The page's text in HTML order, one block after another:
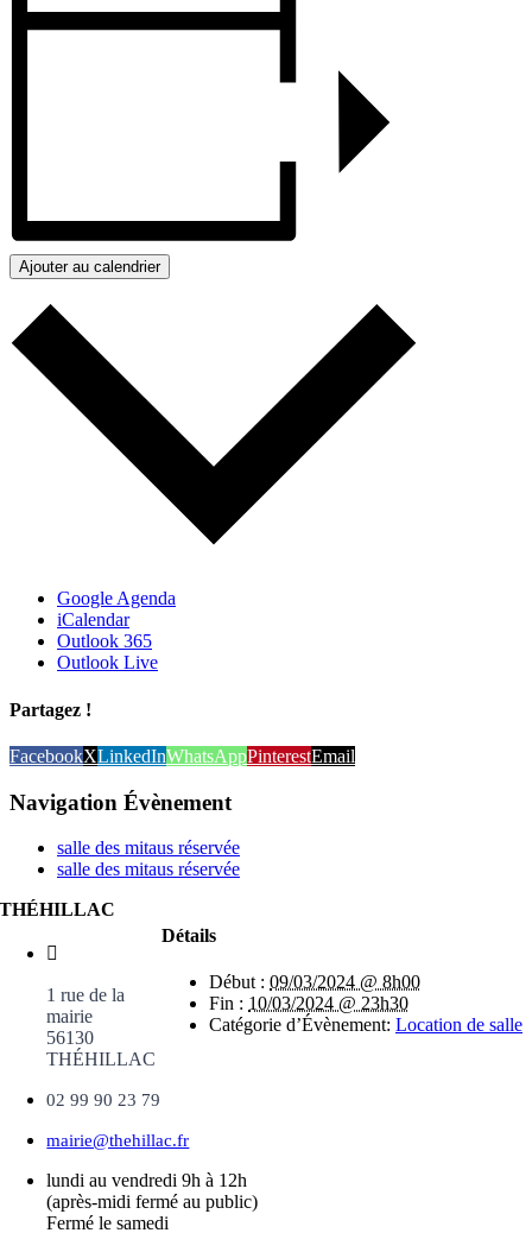
Ajouter au calendrier
Google Agenda
iCalendar
Outlook 365
Outlook Live
Partagez !
FacebookXLinkedInWhatsAppPinterestEmail
Navigation Évènement
salle des mitaus réservée
salle des mitaus réservée
Détails
Début : 09/03/2024 @ 8h00
Fin : 10/03/2024 @ 23h30
Catégorie d’Évènement: Location de salle
THÉHILLAC
1 rue de la
mairie
56130
THÉHILLAC
02 99 90 23 79
mairie@thehillac.fr
lundi au vendredi 9h à 12h
(après-midi fermé au public)
Fermé le samedi